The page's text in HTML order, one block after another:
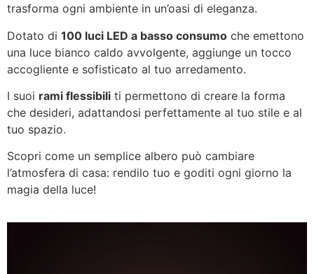
trasforma ogni ambiente in un’oasi di eleganza.
Dotato di 100 luci LED a basso consumo che emettono
una luce bianco caldo avvolgente, aggiunge un tocco
accogliente e sofisticato al tuo arredamento.
I suoi rami flessibili ti permettono di creare la forma
che desideri, adattandosi perfettamente al tuo stile e al
tuo spazio.
Scopri come un semplice albero può cambiare
l’atmosfera di casa: rendilo tuo e goditi ogni giorno la
magia della luce!